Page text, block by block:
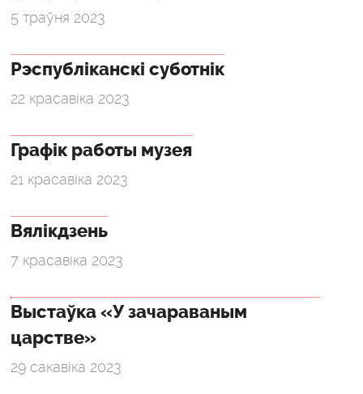
5 траўня 2023
Рэспубліканскі суботнік
22 красавіка 2023
Графік работы музея
21 красавіка 2023
Вялікдзень
7 красавіка 2023
Выстаўка «У зачараваным
царстве»
29 сакавіка 2023